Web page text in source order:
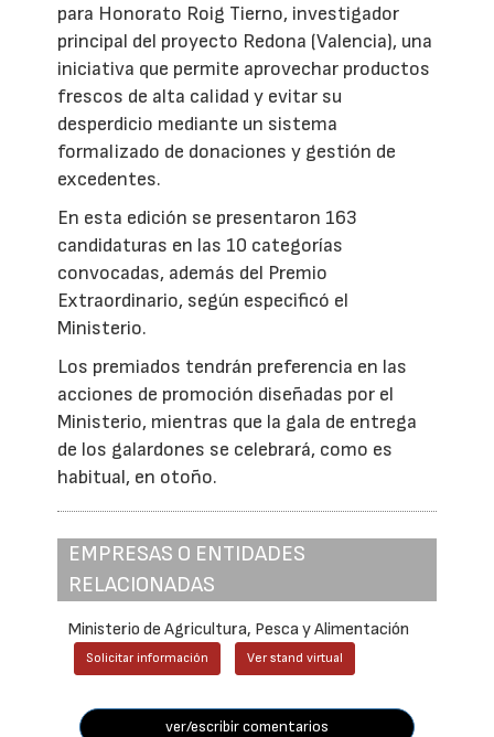
para Honorato Roig Tierno, investigador
principal del proyecto Redona (Valencia), una
iniciativa que permite aprovechar productos
frescos de alta calidad y evitar su
desperdicio mediante un sistema
formalizado de donaciones y gestión de
excedentes.
En esta edición se presentaron 163
candidaturas en las 10 categorías
convocadas, además del Premio
Extraordinario, según especificó el
Ministerio.
Los premiados tendrán preferencia en las
acciones de promoción diseñadas por el
Ministerio, mientras que la gala de entrega
de los galardones se celebrará, como es
habitual, en otoño.
EMPRESAS O ENTIDADES
RELACIONADAS
Ministerio de Agricultura, Pesca y Alimentación
Solicitar información Ver stand virtual
ver/escribir comentarios